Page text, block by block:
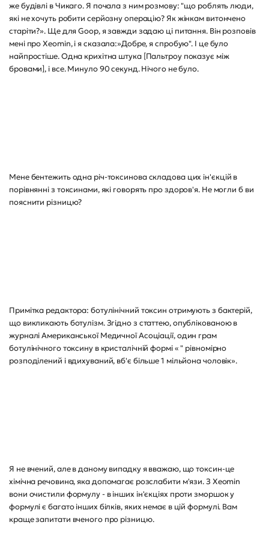
же будівлі в Чикаго. Я почала з ним розмову: "що роблять люди,
які не хочуть робити серйозну операцію? Як жінкам витончено
старіти?». Ще для Goop, я завжди задаю ці питання. Він розповів
мені про Xeomin, і я сказала:»Добре, я спробую". І це було
найпростіше. Одна крихітна штука [Пальтроу показує між
бровами], і все. Минуло 90 секунд. Нічого не було.
Мене бентежить одна річ-токсинова складова цих ін'єкцій в
порівнянні з токсинами, які говорять про здоров'я. Не могли б ви
пояснити різницю?
Примітка редактора: ботулінічний токсин отримують з бактерій,
що викликають ботулізм. Згідно з статтею, опублікованою в
журналі Американської Медичної Асоціації, один грам
ботулінічного токсину в кристалічній формі « " рівномірно
розподілений і вдихуваний, вб'є більше 1 мільйона чоловік».
Я не вчений, але в даному випадку я вважаю, що токсин-це
хімічна речовина, яка допомагає розслабити м'язи. З Xeomin
вони очистили формулу - в інших ін'єкціях проти зморшок у
формулі є багато інших білків, яких немає в цій формулі. Вам
краще запитати вченого про різницю.